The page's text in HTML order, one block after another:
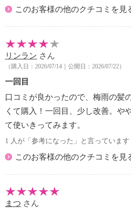
このお客様の他のクチコミを見
リンラン さん
（購入日：2026/07/14｜公開日：2026/07/22）
一回目
口コミが良かったので、梅雨の髪
くて購入！一回目、少し改善。や
て使いきってみます。
1 人が「参考になった」と言っています
このお客様の他のクチコミを見
まつ さん